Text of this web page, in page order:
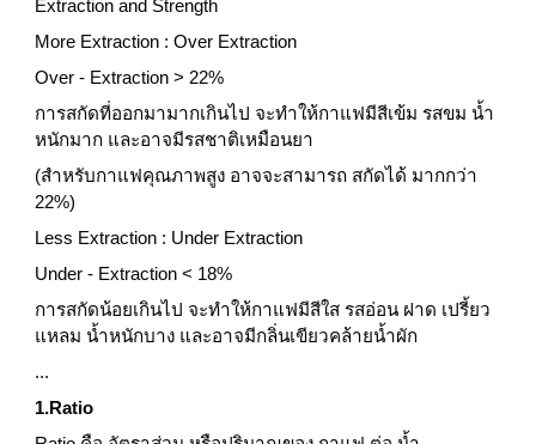
Extraction and Strength
More Extraction : Over Extraction
Over - Extraction > 22%
การสกัดที่ออกมามากเกินไป จะทำให้กาแฟมีสีเข้ม รสขม น้ำ
หนักมาก และอาจมีรสชาติเหมือนยา
(สำหรับกาแฟคุณภาพสูง อาจจะสามารถ สกัดได้ มากกว่า
22%)
Less Extraction : Under Extraction
Under - Extraction < 18%
การสกัดน้อยเกินไป จะทำให้กาแฟมีสีใส รสอ่อน ฝาด เปรี้ยว
แหลม น้ำหนักบาง และอาจมีกลิ่นเขียวคล้ายน้ำผัก
...
1.Ratio